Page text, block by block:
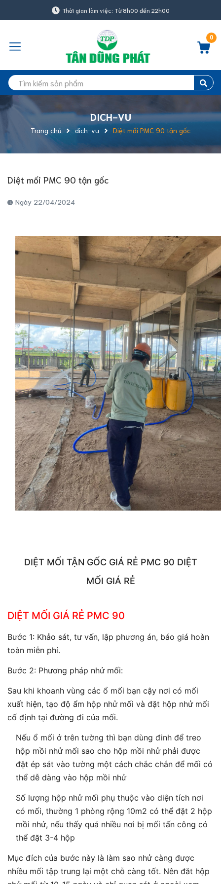
Thời gian làm việc: Từ 8h00 đến 22h00
0
DICH-VU
Trang chủ dich-vu Diệt mối PMC 90 tận gốc
Diệt mối PMC 90 tận gốc
Ngày 22/04/2024
DIỆT MỐI TẬN GỐC GIÁ RẺ PMC 90 DIỆT
MỐI GIÁ RẺ
DIỆT MỐI GIÁ RẺ PMC 90
Bước 1: Khảo sát, tư vấn, lập phương án, báo giá hoàn
toàn miễn phí.
Bước 2: Phương pháp nhử mối:
Sau khi khoanh vùng các ổ mối bạn cậy nơi có mối
xuất hiện, tạo độ ẩm hộp nhử mối và đặt hộp nhử mối
cố định tại đường đi của mối.
Nếu ổ mối ở trên tường thì bạn dùng đinh để treo
hộp mồi nhử mối sao cho hộp mồi nhử phải được
đặt ép sát vào tường một cách chắc chắn để mối có
thể dễ dàng vào hộp mồi nhử
Số lượng hộp nhử mối phụ thuộc vào diện tích nơi
có mối, thường 1 phòng rộng 10m2 có thể đặt 2 hộp
mồi nhử, nếu thấy quá nhiều nơi bị mối tấn công có
thể đặt 3-4 hộp
Mục đích của bước này là làm sao nhử càng được
nhiều mối tập trung lại một chỗ càng tốt. Nên đăt hộp